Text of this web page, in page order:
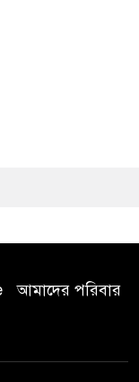
আমাদের পরিবার